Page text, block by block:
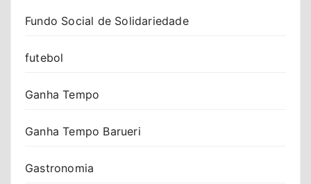
Fundo Social de Solidariedade
futebol
Ganha Tempo
Ganha Tempo Barueri
Gastronomia